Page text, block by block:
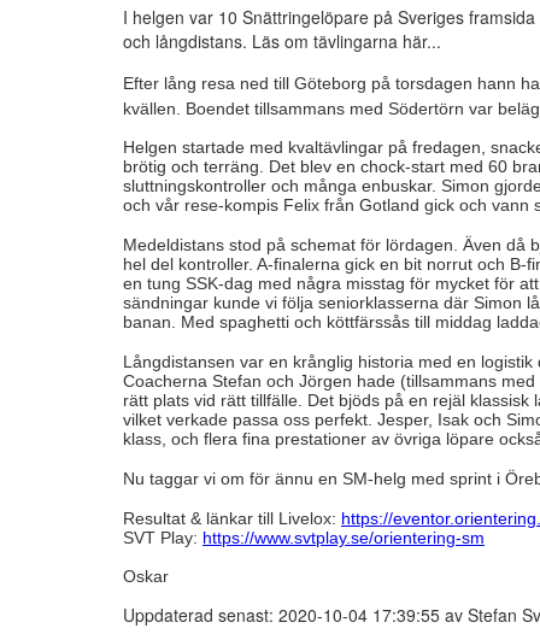
I helgen var 10 Snättringelöpare på Sveriges
och långdistans. Läs om tävlingarna här...
Efter lång resa ned till Göteborg på torsdagen hann
kvällen. Boendet tillsammans med Södertörn var
Helgen startade med kvaltävlingar på fredagen,
brötig och terräng. Det blev en chock-start med 60
sluttningskontroller och många enbuskar. Simon
och vår rese-kompis Felix från Gotland gick och vann
Medeldistans stod på schemat för lördagen. Även då
hel del kontroller. A-finalerna gick en bit norrut och
en tung SSK-dag med några misstag för mycket för
sändningar kunde vi följa seniorklasserna där Simon
banan. Med spaghetti och köttfärssås till middag
Långdistansen var en krånglig historia med en
Coacherna Stefan och Jörgen hade (tillsammans
rätt plats vid rätt tillfälle. Det bjöds på en rejäl
vilket verkade passa oss perfekt. Jesper, Isak och
klass, och flera fina prestationer av övriga löpare
Nu taggar vi om för ännu en SM-helg med sprint i
Resultat & länkar till Livelox: https://
SVT Play: https://www.svtplay.se/orientering-sm
Oskar
Uppdaterad senast: 2020-10-04 17:39:55 av Stefan